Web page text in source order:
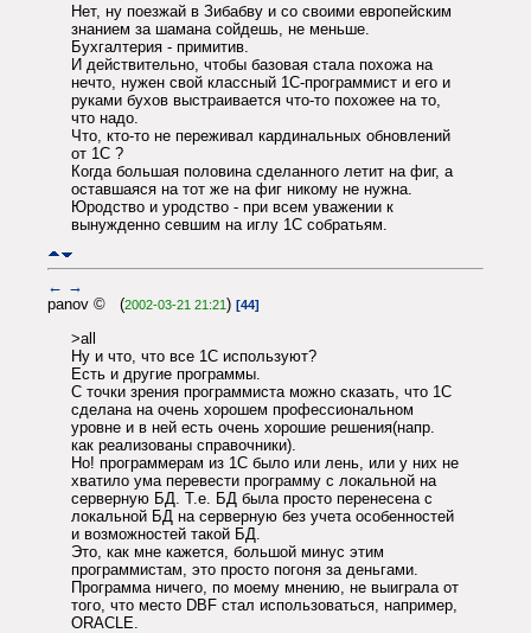
Нет, ну поезжай в Зибабву и со своими европейским
знанием за шамана сойдешь, не меньше.
Бухгалтерия - примитив.
И действительно, чтобы базовая стала похожа на
нечто, нужен свой классный 1C-программист и его и
руками бухов выстраивается что-то похожее на то,
что надо.
Что, кто-то не переживал кардинальных обновлений
от 1С ?
Когда большая половина сделанного летит на фиг, а
оставшаяся на тот же на фиг никому не нужна.
Юродство и уродство - при всем уважении к
вынужденно севшим на иглу 1С собратьям.
← →
panov © (2002-03-21 21:21) [44]
>all
Ну и что, что все 1С используют?
Есть и другие программы.
С точки зрения программиста можно сказать, что 1С
сделана на очень хорошем профессиональном
уровне и в ней есть очень хорошие решения(напр.
как реализованы справочники).
Но! программерам из 1С было или лень, или у них не
хватило ума перевести программу с локальной на
серверную БД. Т.е. БД была просто перенесена с
локальной БД на серверную без учета особенностей
и возможностей такой БД.
Это, как мне кажется, большой минус этим
программистам, это просто погоня за деньгами.
Программа ничего, по моему мнению, не выиграла от
того, что место DBF стал использоваться, например,
ORACLE.